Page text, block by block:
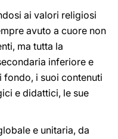
ai valori religiosi
avuto a cuore non
ma tutta la
inferiore e
fondo, i suoi contenuti
e didattici, le sue
e unitaria, da